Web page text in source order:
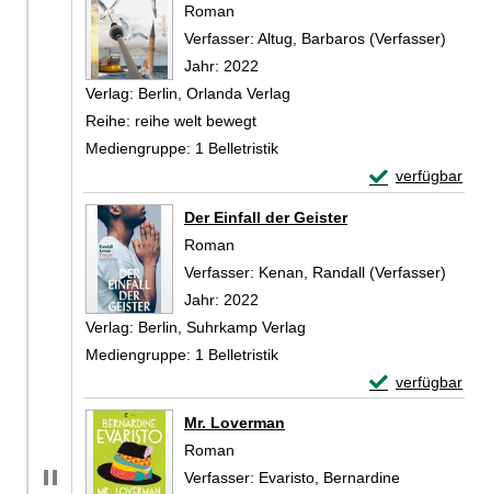
Roman
Verfasser: Altug, Barbaros (Verfasser)
Jahr: 2022
Verlag: Berlin, Orlanda Verlag
Reihe: reihe welt bewegt
Mediengruppe: 1 Belletristik
verfügbar
Exemplar-
Der Einfall der Geister
Roman
Verfasser: Kenan, Randall (Verfasser)
Jahr: 2022
Verlag: Berlin, Suhrkamp Verlag
Mediengruppe: 1 Belletristik
verfügbar
Exemplar-
Mr. Loverman
Roman
Verfasser: Evaristo, Bernardine